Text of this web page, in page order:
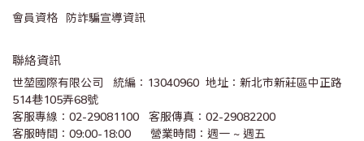
會員資格
防詐騙宣導資訊
聯絡資訊
世堃國際有限公司   統編：13040960  地址：新北市新莊區中正路
514巷105弄68號
客服專線：02-29081100   客服傳真：02-29082200
客服時間：09:00-18:00      營業時間：週一 ~ 週五